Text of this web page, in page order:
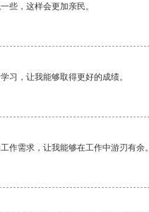
些，这样会更加亲民。
习，让我能够取得更好的成绩。
作需求，让我能够在工作中游刃有余。